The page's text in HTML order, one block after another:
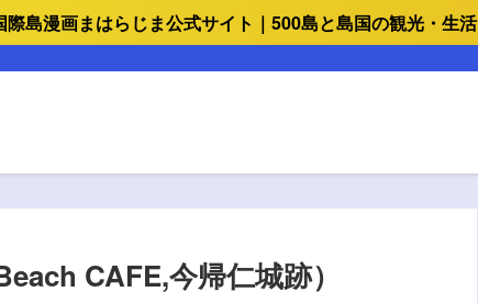
際島漫画まはらじま公式サイト｜500島と島国の観光・生活
CAFE,今帰仁城跡）